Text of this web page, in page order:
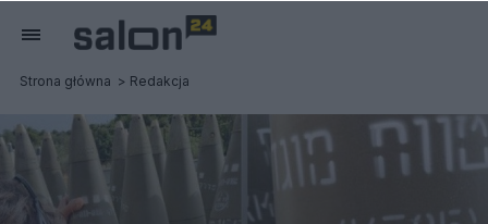
Strona główna Redakcja